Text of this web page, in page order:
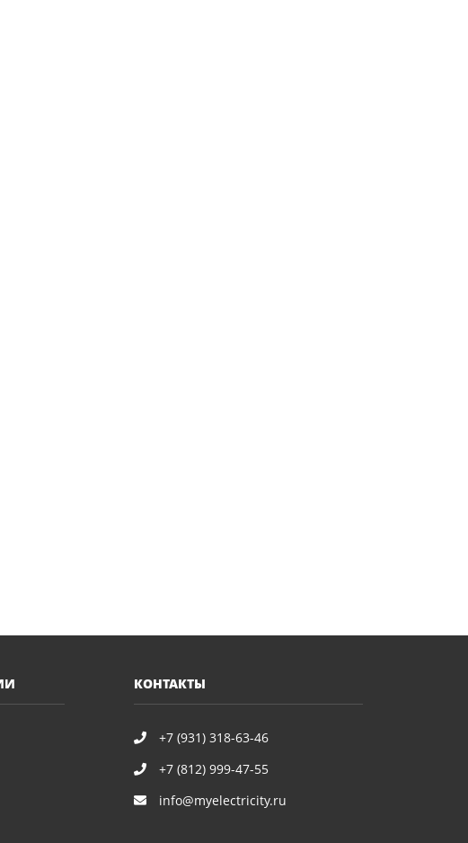
КОНТАКТЫ
+7 (931) 318-63-46
+7 (812) 999-47-55
info@myelectricity.ru